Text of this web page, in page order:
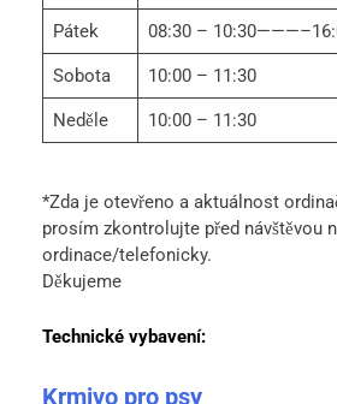
Pátek 08:30 –
Sobota 10:00 – 11:30
Neděle 10:00 – 11:30
*Zda je otevřeno a aktuálnost
prosím zkontrolujte před návštěvou
ordinace/telefonicky.
Děkujeme
Technické vybavení:
Krmivo pro psy